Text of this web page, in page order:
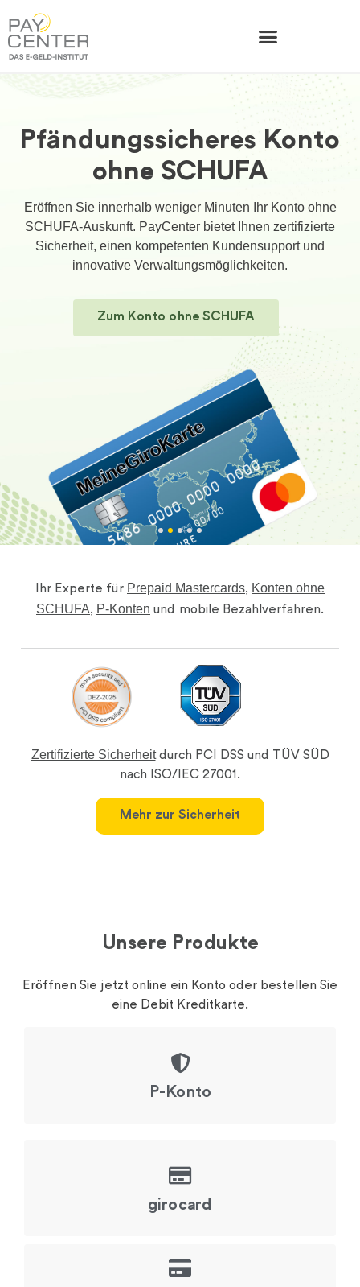
Pfändungssicheres Konto
ohne SCHUFA
Eröffnen Sie innerhalb weniger Minuten Ihr Konto ohne
SCHUFA-Auskunft. PayCenter bietet Ihnen zertifizierte
Sicherheit, einen kompetenten Kundensupport und
innovative Verwaltungsmöglichkeiten.
Zum Konto ohne SCHUFA
Ihr Experte für Prepaid Mastercards, Konten ohne
SCHUFA, P-Konten und mobile Bezahlverfahren.
Zertifizierte Sicherheitdurch PCI DSS und TÜV SÜD
nach ISO/IEC 27001.
Mehr zur Sicherheit
Unsere Produkte
Eröffnen Sie jetzt online ein Konto oder bestellen Sie
eine Debit Kreditkarte.
P-Konto
girocard